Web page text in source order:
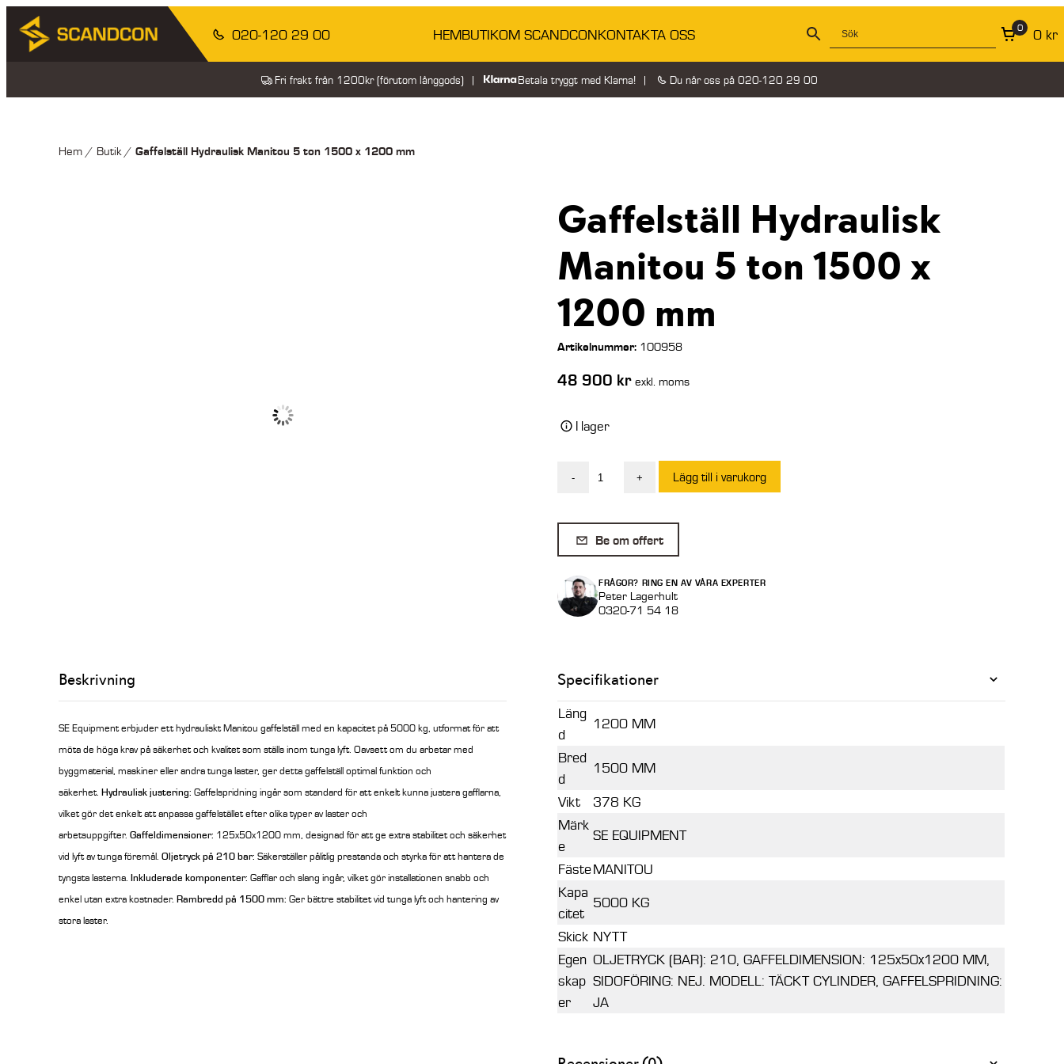
020-120 29 00 HEMBUTIKOM SCANDCONKONTAKTA OSS 0 0 kr
Fri frakt från 1200kr (förutom långgods) Betala tryggt med Klarna! Du når oss på 020-120 29 00
Hem / Butik/Gaffelställ Hydraulisk Manitou 5 ton 1500 x 1200 mm
Gaffelställ Hydraulisk
Manitou 5 ton 1500 x
1200 mm
Artikelnummer: 100958
48 900 kr exkl. moms
I lager
-
Gaffelställ
Manitou
5
1500
mängd
+ Lägg till i varukorg
Be om offert
FRÅGOR? RING EN AV VÅRA EXPERTER
Peter Lagerhult
0320-71 54 18
Beskrivning
SE Equipment erbjuder ett hydrauliskt Manitou gaffelställ med en kapacitet på 5000 kg, utformat för att
möta de höga krav på säkerhet och kvalitet som ställs inom tunga lyft. Oavsett om du arbetar med
byggmaterial, maskiner eller andra tunga laster, ger detta gaffelställ optimal funktion och
säkerhet.Hydraulisk justering: Gaffelspridning ingår som standard för att enkelt kunna justera gafflarna,
vilket gör det enkelt att anpassa gaffelstället efter olika typer av laster och
arbetsuppgifter.Gaffeldimensioner: 125x50x1200 mm, designad för att ge extra stabilitet och säkerhet
vid lyft av tunga föremål.Oljetryck på 210 bar: Säkerställer pålitlig prestanda och styrka för att hantera de
tyngsta lasterna.Inkluderade komponenter: Gafflar och slang ingår, vilket gör installationen snabb och
enkel utan extra kostnader.Rambredd på 1500 mm: Ger bättre stabilitet vid tunga lyft och hantering av
stora laster.
Specifikationer
Läng
d
1200 MM
Bred
d
1500 MM
Vikt
378 KG
Märk
e
SE EQUIPMENT
FästeMANITOU
Kapa
citet
5000 KG
Skick NYTT
Egen
skap
er
OLJETRYCK (BAR): 210, GAFFELDIMENSION: 125x50x1200 MM,
SIDOFÖRING: NEJ. MODELL: TÄCKT CYLINDER, GAFFELSPRIDNING:
JA